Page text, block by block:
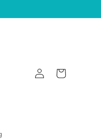
Einloggen
Warenkorb